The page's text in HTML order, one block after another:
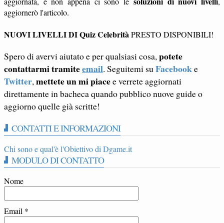
aggiornerò l'articolo.
NUOVI LIVELLI DI Quiz Celebrità PRESTO DISPONIBILI!
Spero di avervi aiutato e per qualsiasi cosa, potete
contattarmi tramiteemail. Seguitemi su Facebooke
Twitter, mettete un mi piacee verrete aggiornati
direttamente in bacheca quando pubblico nuove guide o
aggiorno quelle già scritte!
CONTATTI E INFORMAZIONI
Chi sono e qual'è l'Obiettivo di Dgame.it
MODULO DI CONTATTO
Nome
Email *